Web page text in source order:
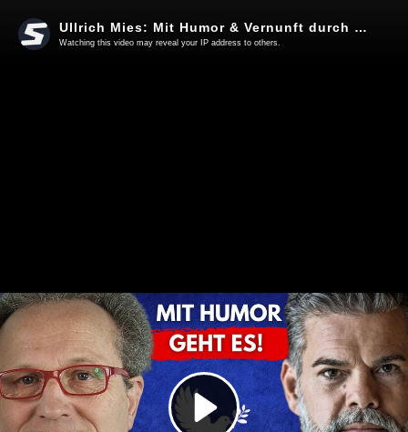
Play
Video
Ullrich Mies: Mit Humor & Vernunft durch den aktuellen Irrsinn kommen!
Watching this video may reveal your IP address to others.